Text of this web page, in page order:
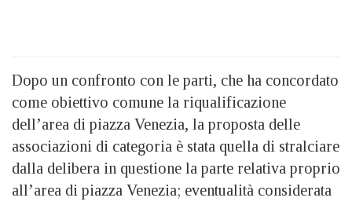
Dopo un confronto con le parti, che ha concordato
come obiettivo comune la riqualificazione
dell’area di piazza Venezia, la proposta delle
associazioni di categoria è stata quella di stralciare
dalla delibera in questione la parte relativa proprio
all’area di piazza Venezia; eventualità considerata